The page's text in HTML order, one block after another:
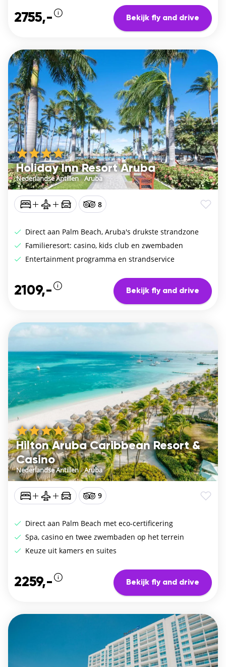
2755,- Bekijk fly and drive
Holiday Inn Resort Aruba
Nederlandse Antillen/Aruba
8
Direct aan Palm Beach, Aruba's drukste strandzone
Familieresort: casino, kids club en zwembaden
Entertainment programma en strandservice
2109,- Bekijk fly and drive
Hilton Aruba Caribbean Resort &
Casino
Nederlandse Antillen/Aruba
9
Direct aan Palm Beach met eco-certificering
Spa, casino en twee zwembaden op het terrein
Keuze uit kamers en suites
2259,- Bekijk fly and drive